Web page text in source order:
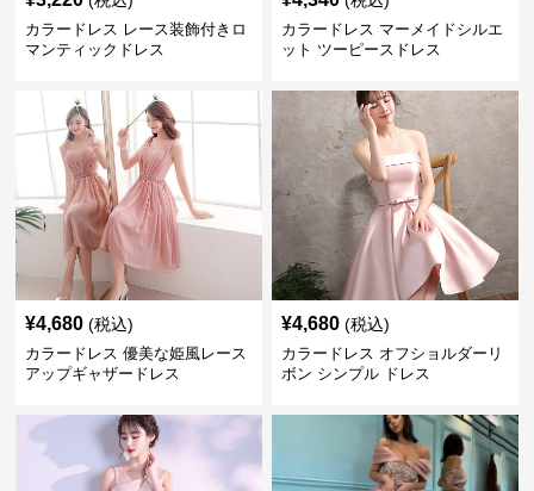
カラードレス レース装飾付きロ
マンティックドレス
カラードレス マーメイドシルエ
ット ツーピースドレス
¥4,680 (税込)
カラードレス 優美な姫風レース
アップギャザードレス
¥4,680 (税込)
カラードレス オフショルダーリ
ボン シンプル ドレス